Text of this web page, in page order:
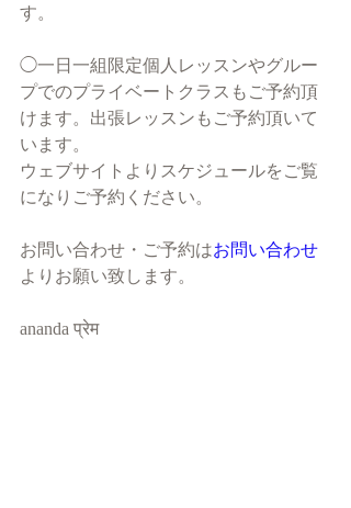
す。
◯一日一組限定個人レッスンやグルー
プでのプライベートクラスもご予約頂
けます。出張レッスンもご予約頂いて
います。
ウェブサイトよりスケジュールをご覧
になりご予約ください。
お問い合わせ・ご予約はお問い合わせ
よりお願い致します。
ananda प्रेम